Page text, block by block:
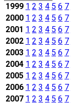
1999 1 2 3 4 5 6 7
2000 1 2 3 4 5 6 7
2001 1 2 3 4 5 6 7
2002 1 2 3 4 5 6 7
2003 1 2 3 4 5 6 7
2004 1 2 3 4 5 6 7
2005 1 2 3 4 5 6 7
2006 1 2 3 4 5 6 7
2007 1 2 3 4 5 6 7